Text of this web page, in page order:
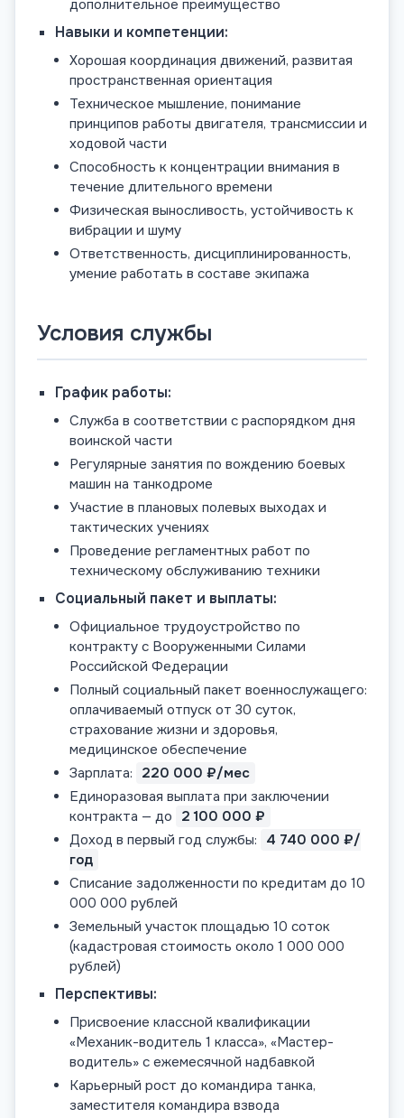
дополнительное преимущество
Навыки и компетенции:
Хорошая координация движений, развитая
пространственная ориентация
Техническое мышление, понимание
принципов работы двигателя, трансмиссии и
ходовой части
Способность к концентрации внимания в
течение длительного времени
Физическая выносливость, устойчивость к
вибрации и шуму
Ответственность, дисциплинированность,
умение работать в составе экипажа
Условия службы
График работы:
Служба в соответствии с распорядком дня
воинской части
Регулярные занятия по вождению боевых
машин на танкодроме
Участие в плановых полевых выходах и
тактических учениях
Проведение регламентных работ по
техническому обслуживанию техники
Социальный пакет и выплаты:
Официальное трудоустройство по
контракту с Вооруженными Силами
Российской Федерации
Полный социальный пакет военнослужащего:
оплачиваемый отпуск от 30 суток,
страхование жизни и здоровья,
медицинское обеспечение
Зарплата: 220 000 ₽/мес
Единоразовая выплата при заключении
контракта — до 2 100 000 ₽
Доход в первый год службы: 4 740 000 ₽/
год
Списание задолженности по кредитам до 10
000 000 рублей
Земельный участок площадью 10 соток
(кадастровая стоимость около 1 000 000
рублей)
Перспективы:
Присвоение классной квалификации
«Механик-водитель 1 класса», «Мастер-
водитель» с ежемесячной надбавкой
Карьерный рост до командира танка,
заместителя командира взвода